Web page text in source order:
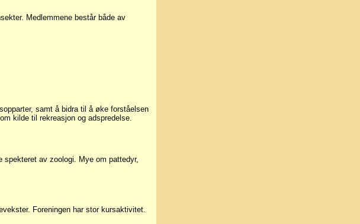
Medlemmene består både av
samt å bidra til å øke forståelsen
kilde til rekreasjon og adspredelse.
spekteret av zoologi. Mye om pattedyr,
Foreningen har stor kursaktivitet.